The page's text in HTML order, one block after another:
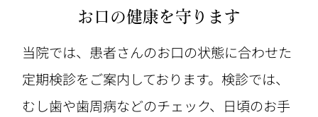
お口の健康を守ります
当院では、患者さんのお口の状態に合わせた
定期検診をご案内しております。検診では、
むし歯や歯周病などのチェック、日頃のお手